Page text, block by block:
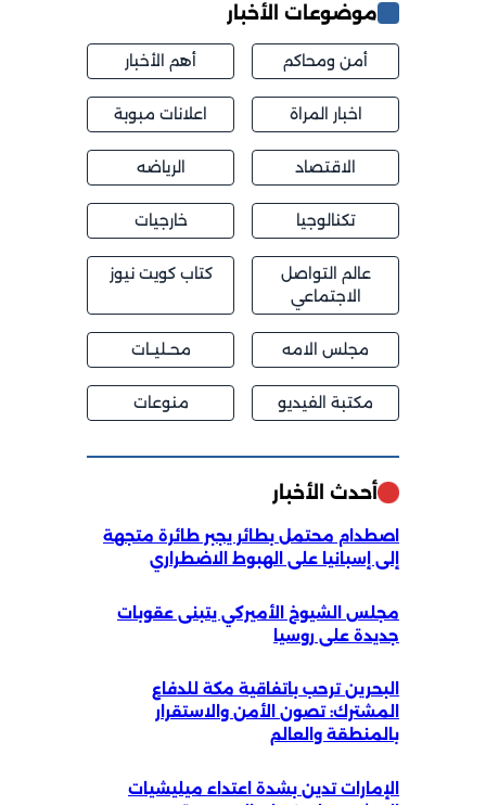
موضوعات الأخبار
أمن ومحاكم أهم الأخبار
اخبار المراة اعلانات مبوبة
الاقتصاد الرياضه
تكنالوجيا خارجيات
عالم التواصل
الاجتماعي
كتاب كويت نيوز
مجلس الامه محــليــات
مكتبة الفيديو منوعات
أحدث الأخبار
اصطدام محتمل بطائر يجبر طائرة متجهة
إلى إسبانيا على الهبوط الاضطراري
مجلس الشيوخ الأميركي يتبنى عقوبات
جديدة على روسيا
البحرين ترحب باتفاقية مكة للدفاع
المشترك: تصون الأمن والاستقرار
بالمنطقة والعالم
الإمارات تدين بشدة اعتداء ميليشيات